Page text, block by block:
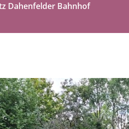
Dahenfelder Bahnhof